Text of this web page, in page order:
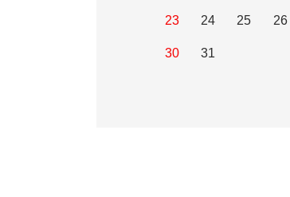
23 24 25 26
30 31